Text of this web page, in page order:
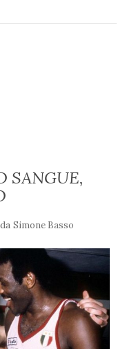
SANGUE,
da Simone Basso